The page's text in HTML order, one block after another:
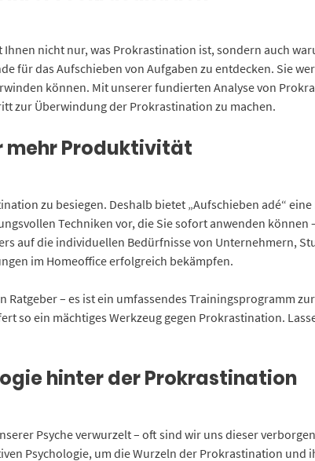
Ihnen nicht nur, was Prokrastination ist, sondern auch
für das Aufschieben von Aufgaben zu entdecken. Sie
können. Mit unserer fundierten Analyse von
zur Überwindung der Prokrastination zu machen.
mehr Produktivität
zu besiegen. Deshalb bietet „Aufschieben adé“
Techniken vor, die Sie sofort anwenden
auf die individuellen Bedürfnisse von Unternehmern,
im Homeoffice erfolgreich bekämpfen.
Ratgeber – es ist ein umfassendes
so ein mächtiges Werkzeug gegen Prokrastination.
hinter der Prokrastination
Psyche verwurzelt – oft sind wir uns dieser
Psychologie, um die Wurzeln der Prokrastination